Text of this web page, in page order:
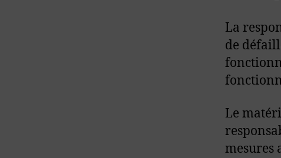
La
de
Le
mesures